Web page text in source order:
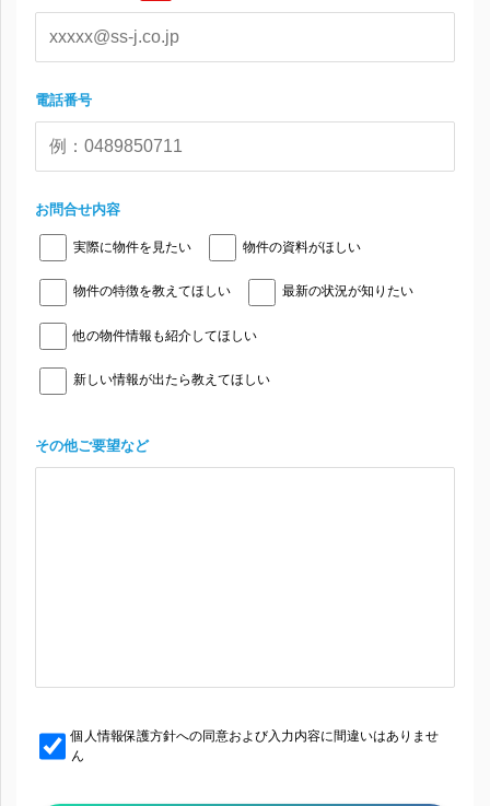
電話番号
お問合せ内容
実際に物件を見たい 物件の資料がほしい
物件の特徴を教えてほしい 最新の状況が知りたい
他の物件情報も紹介してほしい
新しい情報が出たら教えてほしい
その他ご要望など
個人情報保護方針への同意および入力内容に間違いはありませ
ん